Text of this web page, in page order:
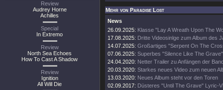
Review
Audrey Horne
Achilles
Special
In Extremo
Review
North Sea Echoes
How To Cast A Shadow
Review
Ignition
All Will Die
Mehr von Paradise Lost
News
26.09.2025: Klasse "Lay A Wreath Upon The
17.08.2025: Dritte Videosinlge zum Album des
14.07.2025: Großartiges "Serpent On The
07.06.2025: Superbes "Silence Like The
24.04.2020: Netter Trailer zu Anfängen der
20.03.2020: Starkes neues Video zum neuen
13.03.2020: Neues Album steht vor den Toren
02.09.2017: Düsteres "Until The Grave" Lyric-